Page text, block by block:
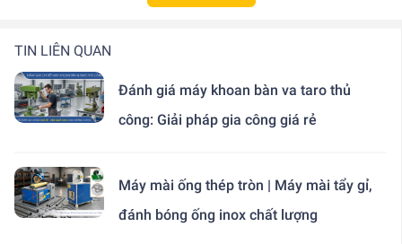
TIN LIÊN QUAN
Đánh giá máy khoan bàn va taro thủ
công: Giải pháp gia công giá rẻ
Máy mài ống thép tròn | Máy mài tẩy gỉ,
đánh bóng ống inox chất lượng